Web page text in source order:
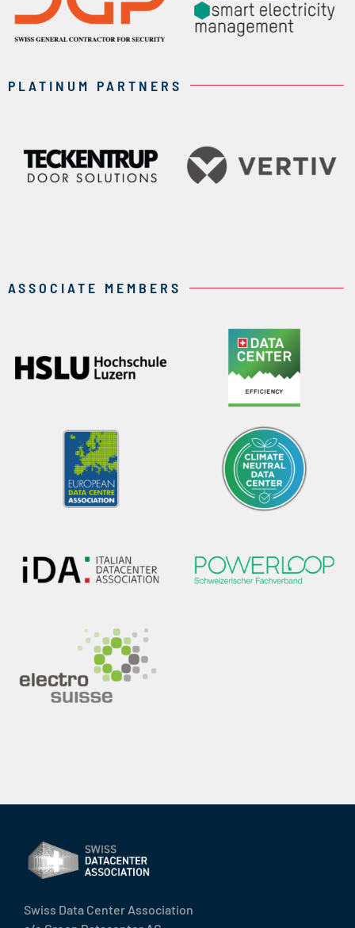
PLATINUM PARTNERS
ASSOCIATE MEMBERS
Swiss Data Center Association